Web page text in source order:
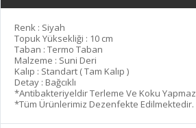
Renk : Siyah
Topuk Yüksekliği : 10 cm
Taban : Termo Taban
Malzeme : Suni Deri
Kalıp : Standart ( Tam Kalıp )
Detay : Bağcıklı
*Antibakteriyeldir Terleme Ve Koku Yapmaz
*Tüm Ürünlerimiz Dezenfekte Edilmektedir.